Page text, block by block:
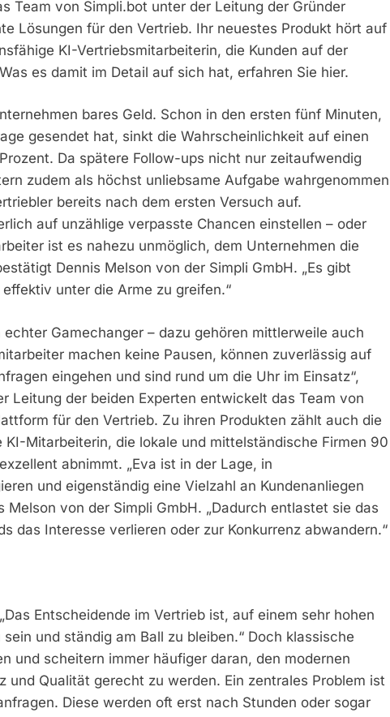
Team von Simpli.bot unter der Leitung der Gründer
Lösungen für den Vertrieb. Ihr neuestes Produkt hört auf
KI-Vertriebsmitarbeiterin, die Kunden auf der
es damit im Detail auf sich hat, erfahren Sie hier.
bares Geld. Schon in den ersten fünf Minuten,
gesendet hat, sinkt die Wahrscheinlichkeit auf einen
Da spätere Follow-ups nicht nur zeitaufwendig
zudem als höchst unliebsame Aufgabe wahrgenommen
bereits nach dem ersten Versuch auf.
auf unzählige verpasste Chancen einstellen – oder
ist es nahezu unmöglich, dem Unternehmen die
Dennis Melson von der Simpli GmbH. „Es gibt
unter die Arme zu greifen.“
Gamechanger – dazu gehören mittlerweile auch
machen keine Pausen, können zuverlässig auf
eingehen und sind rund um die Uhr im Einsatz“,
Leitung der beiden Experten entwickelt das Team von
für den Vertrieb. Zu ihren Produkten zählt auch die
Mitarbeiterin, die lokale und mittelständische Firmen 90
abnimmt. „Eva ist in der Lage, in
und eigenständig eine Vielzahl an Kundenanliegen
Melson von der Simpli GmbH. „Dadurch entlastet sie das
das Interesse verlieren oder zur Konkurrenz abwandern.“
Entscheidende im Vertrieb ist, auf einem sehr hohen
und ständig am Ball zu bleiben.“ Doch klassische
und scheitern immer häufiger daran, den modernen
und Qualität gerecht zu werden. Ein zentrales Problem ist
Diese werden oft erst nach Stunden oder sogar